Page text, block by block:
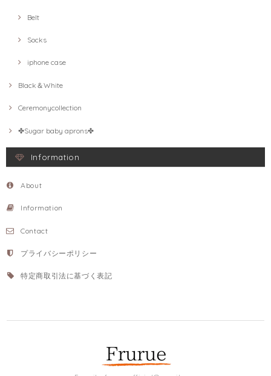
Belt
Socks
iphone case
Black＆White
Ceremonycollection
✤Sugar baby aprons✤
Information
About
Information
Contact
プライバシーポリシー
特定商取引法に基づく表記